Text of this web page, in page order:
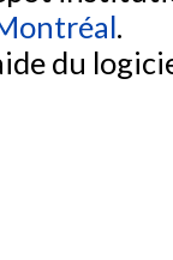
.
du